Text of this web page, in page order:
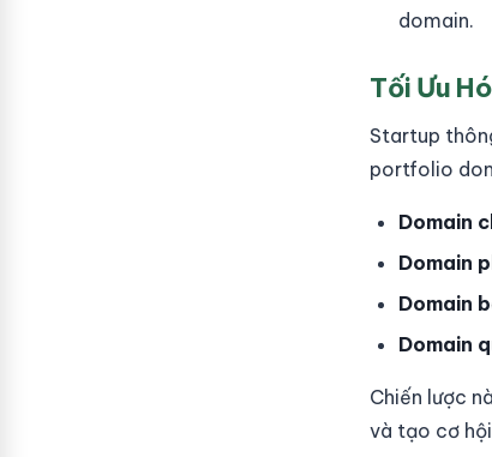
domain.
Tối Ưu
Startup
portfolio
Domain
Domain
Domain
Domain
Chiến lược
và tạo cơ